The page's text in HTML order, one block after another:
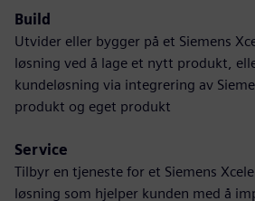
Build
Utvider eller bygger på et Siemens
løsning ved å lage et nytt produkt,
kundeløsning via integrering av
produkt og eget produkt
Service
Tilbyr en tjeneste for et Siemens
løsning som hjelper kunden med å